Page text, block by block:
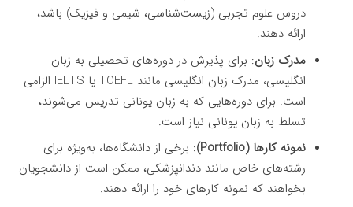
دروس علوم تجربی (زیست‌شناسی، شیمی و فیزیک) باشد،
ارائه دهند.
مدرک زبان: برای پذیرش در دوره‌های تحصیلی به زبان
انگلیسی، مدرک زبان انگلیسی مانند TOEFL یا IELTS الزامی
است. برای دوره‌هایی که به زبان یونانی تدریس می‌شوند،
تسلط به زبان یونانی نیاز است.
نمونه کارها (Portfolio)
: برخی از دانشگاه‌ها، به‌ویژه برای
رشته‌های خاص مانند دندانپزشکی، ممکن است از دانشجویان
بخواهند که نمونه کارهای خود را ارائه دهند.